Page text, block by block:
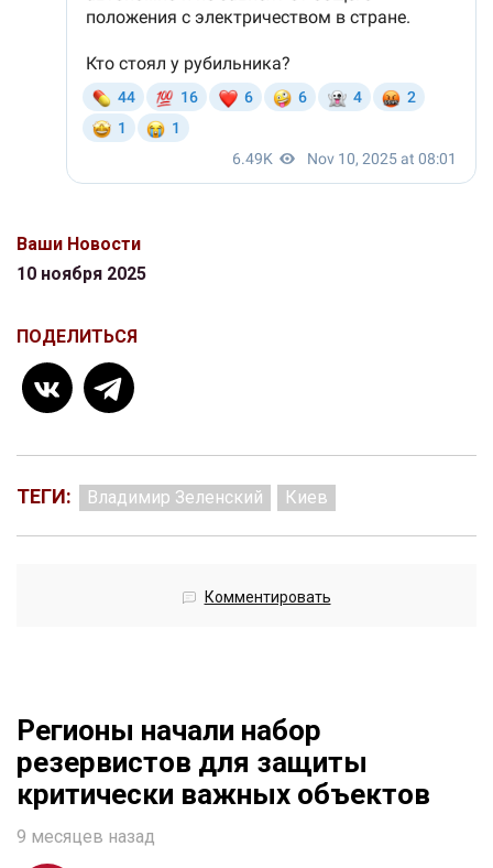
Ваши Новости
10 ноября 2025
ПОДЕЛИТЬСЯ
ТЕГИ: Владимир Зеленский Киев
Комментировать
Регионы начали набор
резервистов для защиты
критически важных объектов
9 месяцев назад